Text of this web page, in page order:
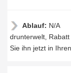
Ablauf: N/A
drunterwelt,
Sie ihn jetzt in